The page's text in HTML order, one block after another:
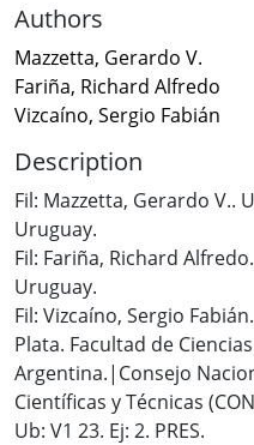
Authors
Mazzetta, Gerardo V.
Fariña, Richard Alfredo
Vizcaíno, Sergio Fabián
Description
Fil: Mazzetta, Gerardo V..
Uruguay.
Fil: Fariña, Richard
Uruguay.
Fil: Vizcaíno, Sergio
Plata. Facultad de
Argentina.|Consejo
Científicas y Técnicas
Ub: V1 23. Ej: 2. PRES.